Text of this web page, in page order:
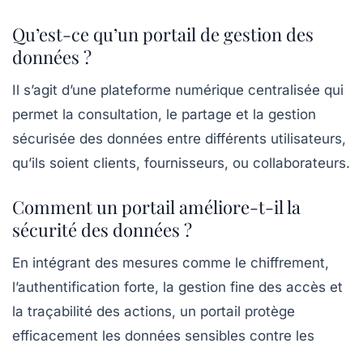
Qu’est-ce qu’un portail de gestion des
données ?
Il s’agit d’une plateforme numérique centralisée qui
permet la consultation, le partage et la gestion
sécurisée des données entre différents utilisateurs,
qu’ils soient clients, fournisseurs, ou collaborateurs.
Comment un portail améliore-t-il la
sécurité des données ?
En intégrant des mesures comme le chiffrement,
l’authentification forte, la gestion fine des accès et
la traçabilité des actions, un portail protège
efficacement les données sensibles contre les